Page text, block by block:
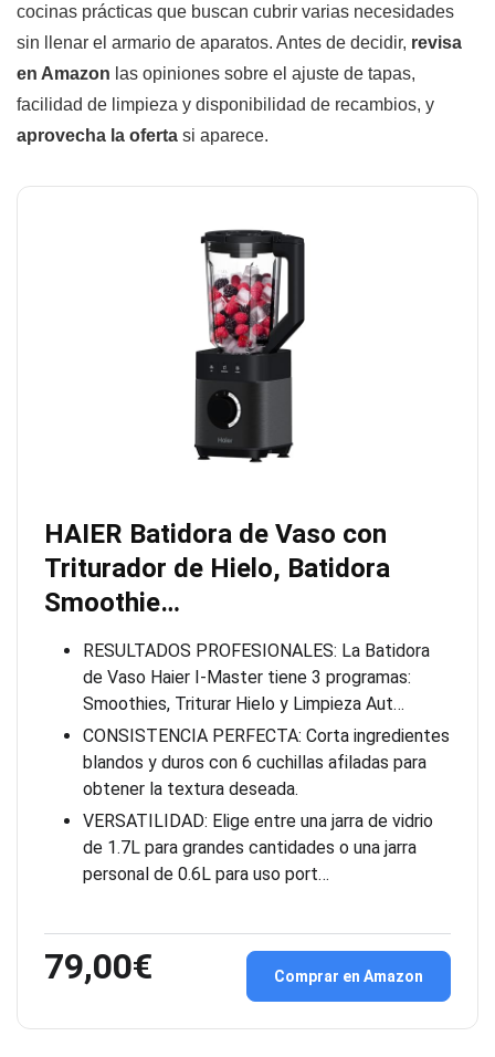
cocinas prácticas que buscan cubrir varias necesidades
sin llenar el armario de aparatos. Antes de decidir, revisa
en Amazon las opiniones sobre el ajuste de tapas,
facilidad de limpieza y disponibilidad de recambios, y
aprovecha la oferta si aparece.
HAIER Batidora de Vaso con
Triturador de Hielo, Batidora
Smoothie…
RESULTADOS PROFESIONALES: La Batidora
de Vaso Haier I-Master tiene 3 programas:
Smoothies, Triturar Hielo y Limpieza Aut…
CONSISTENCIA PERFECTA: Corta ingredientes
blandos y duros con 6 cuchillas afiladas para
obtener la textura deseada.
VERSATILIDAD: Elige entre una jarra de vidrio
de 1.7L para grandes cantidades o una jarra
personal de 0.6L para uso port…
79,00€ Comprar en Amazon